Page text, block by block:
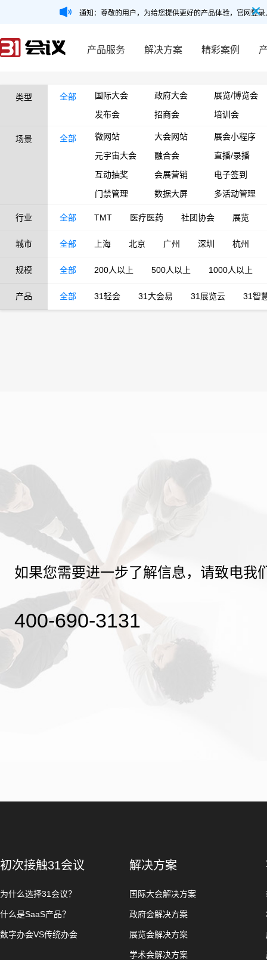
通知：尊敬的用户，为给您提供更好的产品体验，官网登
产品服务 解决方案 精彩案例
类型 全部 国际大会 政府大会
展览/博览会
发布会
招商会 培训会
场景 全部 微网站 大会网站
展会小程序
元宇宙大会
融合会
直播/录播
互动抽奖
会展营销
电子签到
门禁管理
数据大屏 多活动管理
行业 全部 TMT 医疗医药 社团协会 展览
城市 全部 上海 北京 广州 深圳 杭州
规模 全部 200人以上 500人以上 1000人以上
产品 全部 31轻会 31大会易 31展览云 31智
如果您需要进一步了解信息，请致电我
400-690-3131
初次接触31会议
为什么选择31会议？
什么是SaaS产品？
数字办会VS传统办会
解决方案
国际大会解决方案
政府会解决方案
展览会解决方案
学术会解决方案